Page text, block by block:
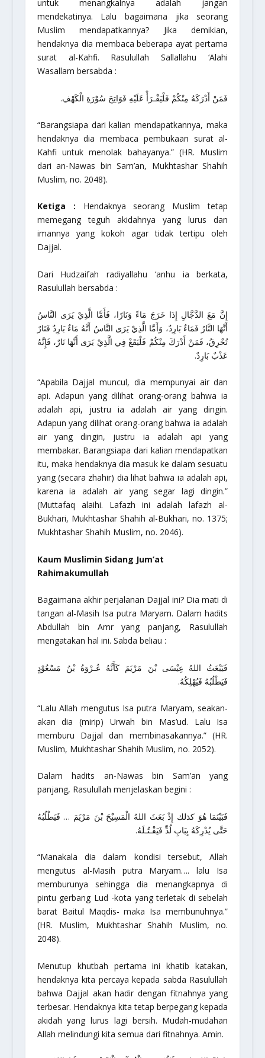
untuk menangkalnya adalah jangan
mendekatinya. Lalu bagaimana jika seorang
Muslim mendapatkannya? Jika demikian,
hendaknya dia membaca beberapa ayat pertama
surat al-Kahfi. Rasulullah Sallallahu ‘Alahi
Wasallam bersabda :
فَمَنْ أَدْرَكَهُ مِنْكُمْ فَلْيَقْـرَأْ عَلَيْهِ فَوَاتِحَ سُوْرَةِ الْكَهْفِ.
“Barangsiapa dari kalian mendapatkannya, maka
hendaknya dia membaca pembukaan surat al-
Kahfi untuk menolak bahayanya.”(HR. Muslim
dari an-Nawas bin Sam’an, Mukhtashar Shahih
Muslim, no. 2048).
Ketiga : Hendaknya seorang Muslim tetap
memegang teguh akidahnya yang lurus dan
imannya yang kokoh agar tidak tertipu oleh
Dajjal.
Dari Hudzaifah radiyallahu ‘anhu ia berkata,
Rasulullah bersabda :
إِنَّ مَعَ الدَّجَّالِ إِذَا خَرَجَ مَاءً وَنَارًا، فَأَمَّا الَّذِيْ يَرَى النَّاسُ
أَنَّهَا النَّارُ فَمَاءٌ بَارِدٌ، وَأَمَّا الَّذِيْ يَرَى النَّاسُ أَنَّهُ مَاءٌ بَارِدٌ فَنَارٌ
تُحْرِقُ، فَمَنْ أَدْرَكَ مِنْكُمْ فَلْيَقَعْ فِي الَّذِيْ يَرَى أَنَّهَا نَارٌ، فَإِنَّهُ
عَذْبٌ بَارِدٌ.
“Apabila Dajjal muncul, dia mempunyai air dan
api. Adapun yang dilihat orang-orang bahwa ia
adalah api, justru ia adalah air yang dingin.
Adapun yang dilihat orang-orang bahwa ia adalah
air yang dingin, justru ia adalah api yang
membakar. Barangsiapa dari kalian mendapatkan
itu, maka hendaknya dia masuk ke dalam sesuatu
yang (secara zhahir) dia lihat bahwa ia adalah api,
karena ia adalah air yang segar lagi dingin.”
(Muttafaq alaihi. Lafazh ini adalah lafazh al-
Bukhari, Mukhtashar Shahih al-Bukhari, no. 1375;
Mukhtashar Shahih Muslim, no. 2046).
Kaum Muslimin Sidang Jum’at
Rahimakumullah
Bagaimana akhir perjalanan Dajjal ini? Dia mati di
tangan al-Masih Isa putra Maryam. Dalam hadits
Abdullah bin Amr yang panjang, Rasulullah
mengatakan hal ini. Sabda beliau :
فَيَبْعَثُ اللهُ عِيْسَى بْنَ مَرْيَمَ كَأَنَّهُ عُـرْوَةُ بْنُ مَسْعُوْدٍ
فَيَطْلُبُهُ فَيُهْلِكُهُ.
“Lalu Allah mengutus Isa putra Maryam, seakan-
akan dia (mirip) Urwah bin Mas’ud. Lalu Isa
memburu Dajjal dan membinasakannya.”(HR.
Muslim, Mukhtashar Shahih Muslim, no. 2052).
Dalam hadits an-Nawas bin Sam’an yang
panjang, Rasulullah menjelaskan begini :
فَبَيْنَمَا هُوَ كذلك إِذْ بَعَثَ اللهُ الْمَسِيْحَ بْنَ مَرْيَمَ … فَيَطْلُبُهُ
حَتَّى يُدْرِكَهُ بِبَابِ لُدٍّ فَيَقْـتُـلَهُ.
“Manakala dia dalam kondisi tersebut, Allah
mengutus al-Masih putra Maryam…. lalu Isa
memburunya sehingga dia menangkapnya di
pintu gerbang Lud -kota yang terletak di sebelah
barat Baitul Maqdis- maka Isa membunuhnya.”
(HR. Muslim, Mukhtashar Shahih Muslim, no.
2048).
Menutup khutbah pertama ini khatib katakan,
hendaknya kita percaya kepada sabda Rasulullah
bahwa Dajjal akan hadir dengan fitnahnya yang
terbesar. Hendaknya kita tetap berpegang kepada
akidah yang lurus lagi bersih. Mudah-mudahan
Allah melindungi kita semua dari fitnahnya. Amin.